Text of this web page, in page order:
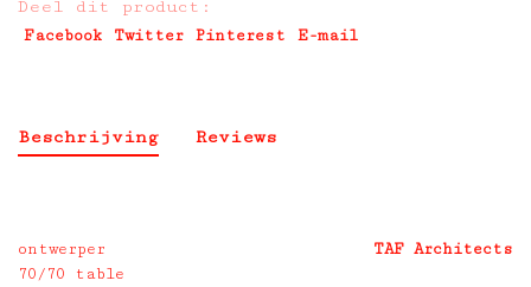
Deel dit product:
Facebook Twitter Pinterest E-mail
Beschrijving Reviews
ontwerper
70/70 table
TAF Architects